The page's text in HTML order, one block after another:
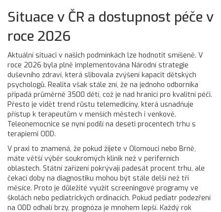
Situace v ČR a dostupnost péče v
roce 2026
Aktuální situaci v našich podmínkách lze hodnotit smíšeně. V
roce 2026 byla plně implementována Národní strategie
duševního zdraví, která slibovala zvýšení kapacit dětských
psychologů. Realita však stále zní, že na jednoho odborníka
připadá průměrně 3500 dětí, což je nad hranicí pro kvalitní péči.
Přesto je vidět trend růstu telemedicíny, která usnadňuje
přístup k terapeutům v menších městech i venkově.
Teleonemocnice se nyní podílí na deseti procentech trhu s
terapiemi ODD.
V praxi to znamená, že pokud žijete v Olomouci nebo Brně,
máte větší výběr soukromých klinik než v periferních
oblastech. Státní zařízení pokrývají padesát procent trhu, ale
čekací doby na diagnostiku mohou být stále delší než tři
měsíce. Proto je důležité využít screeningové programy ve
školách nebo pediatrických ordinacích. Pokud pediatr podezření
na ODD odhalí brzy, prognóza je mnohem lepší. Každý rok